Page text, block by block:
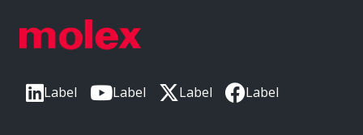
Label Label Label Label